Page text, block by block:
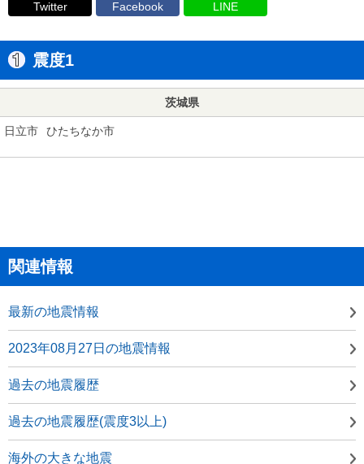
Twitter Facebook LINE
震度1
茨城県
日立市 ひたちなか市
関連情報
最新の地震情報
2023年08月27日の地震情報
過去の地震履歴
過去の地震履歴(震度3以上)
海外の大きな地震